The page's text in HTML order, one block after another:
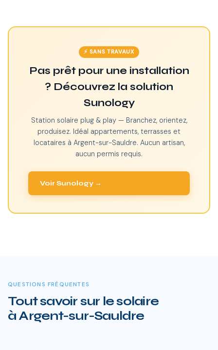
⚡ SANS TRAVAUX
Pas prêt pour une installation
? Découvrez la solution
Sunology
Station solaire plug & play — Branchez, orientez,
produisez. Idéal appartements, terrasses et
locataires à Argent-sur-Sauldre. Aucun artisan,
aucun permis requis.
Voir Sunology →
QUESTIONS FRÉQUENTES
Tout savoir sur le solaire
à Argent-sur-Sauldre